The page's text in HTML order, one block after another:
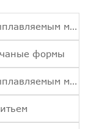
Детали, полученные литьем по выплавляемым моделям
формы
Детали, полученные литьем по выплавляемым моделям